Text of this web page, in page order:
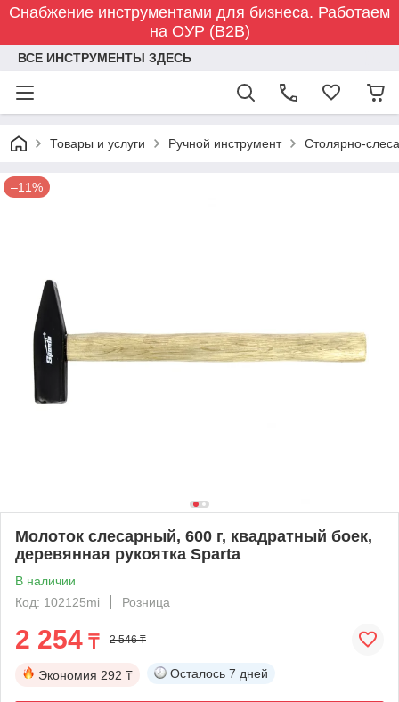
Снабжение инструментами для бизнеса. Работаем
на ОУР (B2B)
ВСЕ ИНСТРУМЕНТЫ ЗДЕСЬ
Товары и услуги Ручной инструмент Столярно-
–11%
Молоток слесарный, 600 г, квадратный боек,
деревянная рукоятка Sparta
В наличии
Код: 102125mi
Розница
2 254 ₸ 2 546 ₸
Экономия 292 ₸ Осталось 7 дней